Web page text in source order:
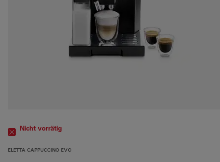
Nicht vorrätig
ELETTA CAPPUCCINO EVO